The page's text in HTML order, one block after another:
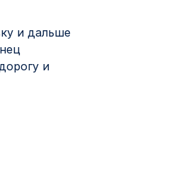
и дальше
и